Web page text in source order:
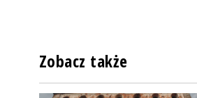
Zobacz także